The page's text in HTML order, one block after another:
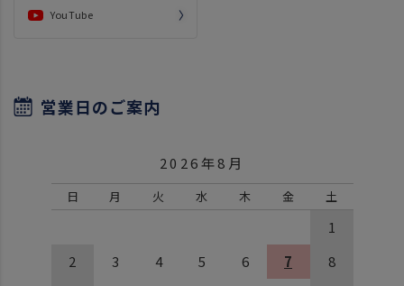
YouTube
営業日のご案内
2026年8月
日 月 火 水 木 金 土
1
2
3 4 5 6 7
8